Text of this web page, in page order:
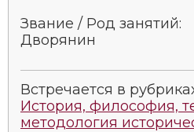
Звание / Род занятий:
Дво­ря­нин
Встречается в
История, философия,
методология